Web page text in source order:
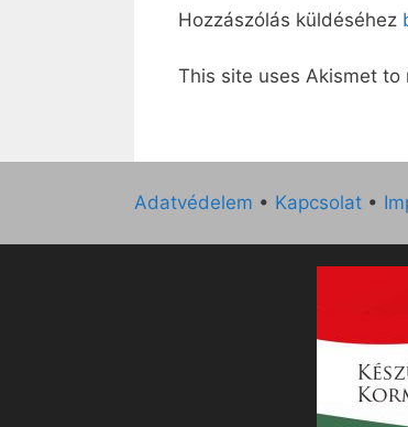
Hozzászólás küldéséhez
This site uses Akismet to
Adatvédelem • Kapcsolat •